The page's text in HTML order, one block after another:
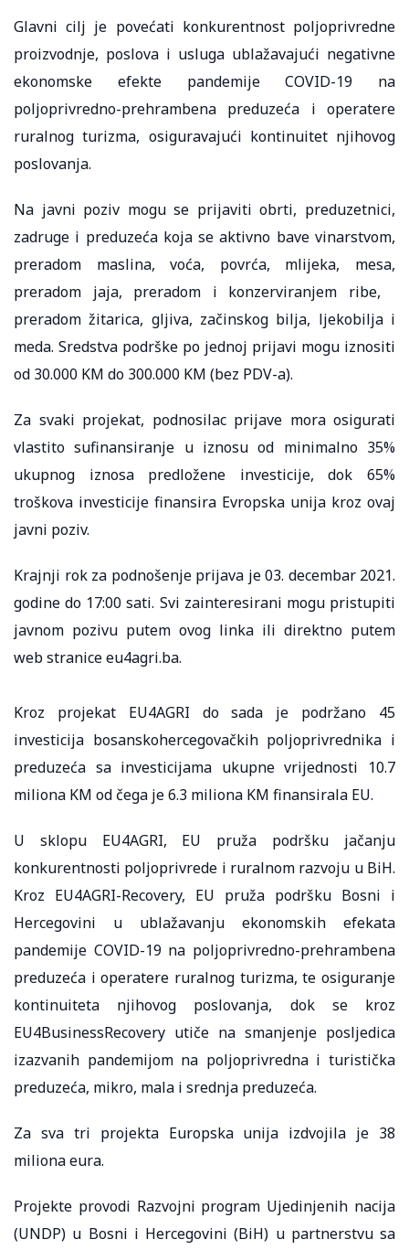
Glavni cilj je povećati konkurentnost poljoprivredne
proizvodnje, poslova i usluga ublažavajući negativne
ekonomske efekte pandemije COVID-19 na
poljoprivredno-prehrambena preduzeća i operatere
ruralnog turizma, osiguravajući kontinuitet njihovog
poslovanja.
Na javni poziv mogu se prijaviti obrti, preduzetnici,
zadruge i preduzeća koja se aktivno bave vinarstvom,
preradom maslina, voća, povrća, mlijeka, mesa,
preradom jaja, preradom i konzerviranjem ribe,
preradom žitarica, gljiva, začinskog bilja, ljekobilja i
meda. Sredstva podrške po jednoj prijavi mogu iznositi
od 30.000 KM do 300.000 KM (bez PDV-a).
Za svaki projekat, podnosilac prijave mora osigurati
vlastito sufinansiranje u iznosu od minimalno 35%
ukupnog iznosa predložene investicije, dok 65%
troškova investicije finansira Evropska unija kroz ovaj
javni poziv.
Krajnji rok za podnošenje prijava je 03. decembar 2021.
godine do 17:00 sati. Svi zainteresirani mogu pristupiti
javnom pozivu putem ovog linka ili direktno putem
web stranice eu4agri.ba.
Kroz projekat EU4AGRI do sada je podržano 45
investicija bosanskohercegovačkih poljoprivrednika i
preduzeća sa investicijama ukupne vrijednosti 10.7
miliona KM od čega je 6.3 miliona KM finansirala EU.
U sklopu EU4AGRI, EU pruža podršku jačanju
konkurentnosti poljoprivrede i ruralnom razvoju u BiH.
Kroz EU4AGRI-Recovery, EU pruža podršku Bosni i
Hercegovini u ublažavanju ekonomskih efekata
pandemije COVID-19 na poljoprivredno-prehrambena
preduzeća i operatere ruralnog turizma, te osiguranje
kontinuiteta njihovog poslovanja, dok se kroz
EU4BusinessRecovery utiče na smanjenje posljedica
izazvanih pandemijom na poljoprivredna i turistička
preduzeća, mikro, mala i srednja preduzeća.
Za sva tri projekta Europska unija izdvojila je 38
miliona eura.
Projekte provodi Razvojni program Ujedinjenih nacija
(UNDP) u Bosni i Hercegovini (BiH) u partnerstvu sa